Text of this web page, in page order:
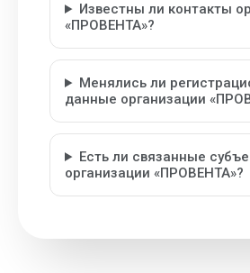
Известны ли контакты
«ПРОВЕНТА»?
Менялись ли
данные организации
Есть ли связанные
организации «ПРОВЕНТА»?